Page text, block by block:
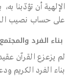
الإلهية أن تؤدّبنا
على حساب نصيب
بناء الفرد
لم يزعزع القرآن
بناء الفرد الكريم